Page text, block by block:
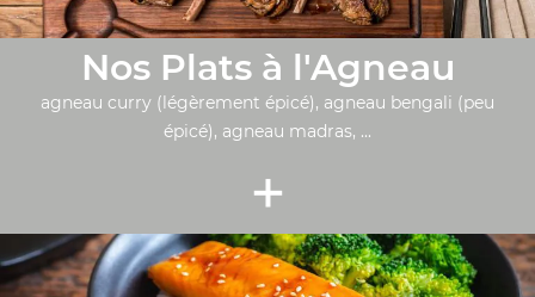
Nos Plats à l'Agneau
agneau curry (légèrement épicé), agneau bengali (peu
épicé), agneau madras, ...
+